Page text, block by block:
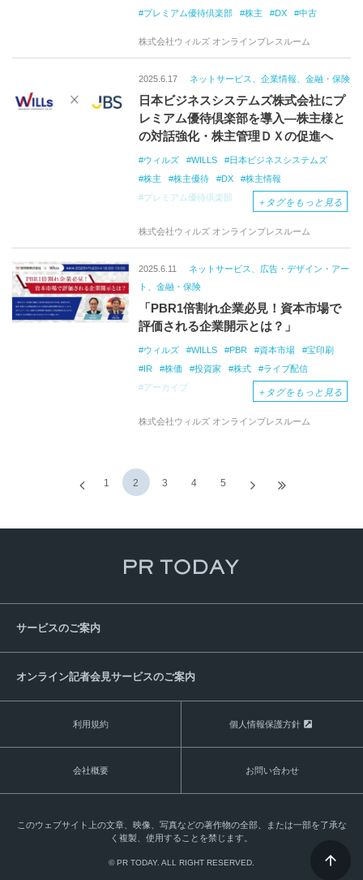
プレミアム優待倶楽部
株主 DX 中古
株式会社ウィルズ オンラインプレスルーム
2025.6.17 ネットサービス、企業情報、金融・保険
日本ビジネスシステムズ株式会社にプ
レミアム優待倶楽部を導入―株主様と
の対話強化・株主管理ＤＸの促進へ
ウィルズ WILLS
日本ビジネスシステムズ
株主
株主優待 DX
株主情報
プレミアム優待倶楽部
＋ タグをもっと見る
株式会社ウィルズ オンラインプレスルーム
2025.6.11
ネットサービス、広告・デザイン・アー
ト、金融・保険
「PBR1倍割れ企業必見！資本市場で
評価される企業開示とは？」
ウィルズ WILLS PBR 資本市場
宝印刷
IR
株価 投資家 株式
ライブ配信
アーカイブ
＋ タグをもっと見る
株式会社ウィルズ オンラインプレスルーム
1 2 3 4 5
サービスのご案内
オンライン記者会見サービスのご案内
利用規約 個人情報保護方針
会社概要 お問い合わせ
このウェブサイト上の文章、映像、写真などの著作物の全部、または一部を了承な
く複製、使用することを禁じます。
© PR TODAY. ALL RIGHT RESERVED.